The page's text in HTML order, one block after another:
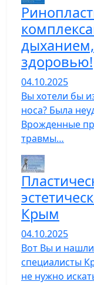
дыханием,
здоровью!
04.10.2025
Вы хотели бы
носа? Была
Врожденные
травмы…
Крым
04.10.2025
Вот Вы и
специалисты
не нужно